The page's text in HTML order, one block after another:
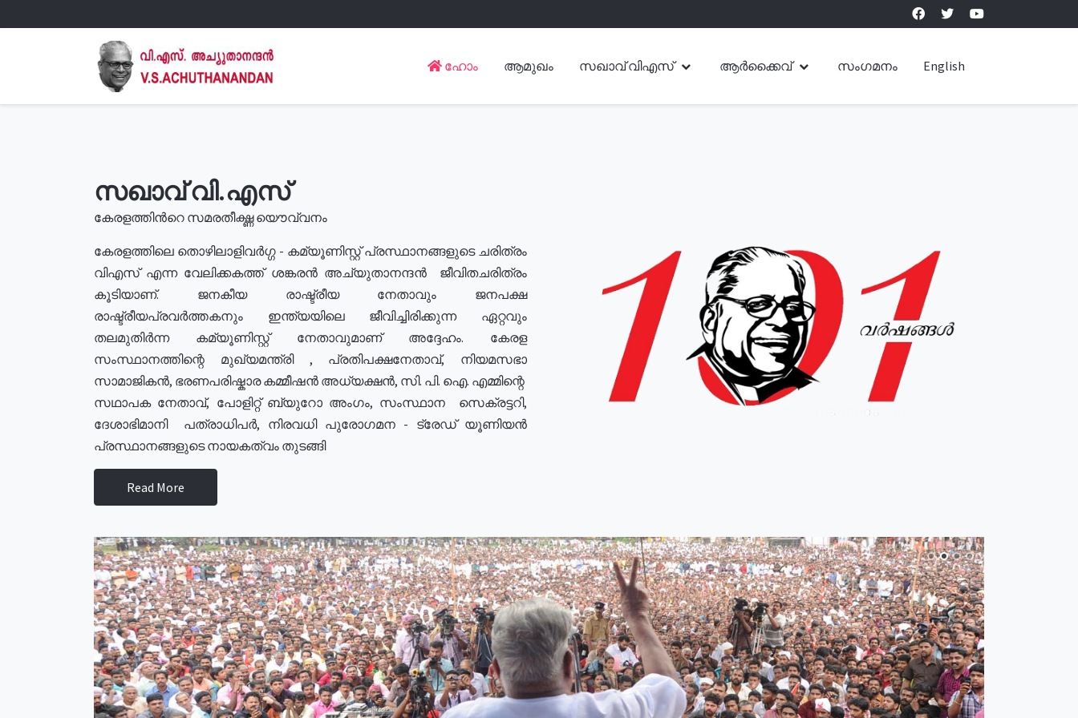
ഹോം ആമുഖം സഖാവ് വിഎസ് ആർക്കൈവ് സംഗമനം English
സഖാവ് വി.എസ്
കേരളത്തിൻറെ സമരതീക്ഷ്ണ യൌവ്വനം
കേരളത്തിലെ തൊഴിലാളിവർഗ്ഗ - കമ്യൂണിസ്റ്റ് പ്രസ്ഥാനങ്ങളുടെ ചരിത്രം
വിഎസ് എന്ന വേലിക്കകത്ത് ശങ്കരൻ അച്യുതാനന്ദൻ ജീവിതചരിത്രം
കൂടിയാണ്. ജനകീയ രാഷ്ട്രീയ നേതാവും ജനപക്ഷ
രാഷ്ട്രീയപ്രവർത്തകനും ഇന്ത്യയിലെ ജീവിച്ചിരിക്കുന്ന ഏറ്റവും
തലമുതിർന്ന കമ്യൂണിസ്റ്റ് നേതാവുമാണ് അദ്ദേഹം. കേരള
സംസ്ഥാനത്തിന്റെ മുഖ്യമന്ത്രി , പ്രതിപക്ഷനേതാവ്, നിയമസഭാ
സാമാജികൻ, ഭരണപരിഷ്കാര കമ്മീഷൻ അധ്യക്ഷൻ, സി. പി. ഐ. എമ്മിന്റെ
സഥാപക നേതാവ്, പോളിറ്റ് ബ്യുറോ അംഗം, സംസ്ഥാന സെക്രട്ടറി,
ദേശാഭിമാനി പത്രാധിപർ, നിരവധി പുരോഗമന - ട്രേഡ് യൂണിയൻ
പ്രസ്ഥാനങ്ങളുടെ നായകത്വം തുടങ്ങി
Read More